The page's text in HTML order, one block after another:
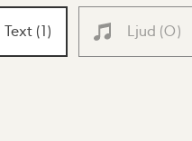
Text (1) Ljud (0)